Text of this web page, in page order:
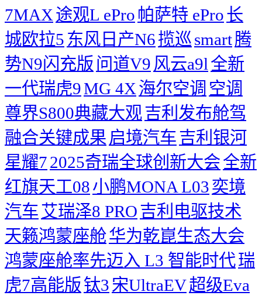
7MAX途观L ePro 帕萨特 ePro长
城欧拉5 东风日产N6揽巡smart腾
势N9闪充版 问道V9 风云a9l 全新
一代瑞虎9MG 4X海尔空调 空调
尊界S800典藏大观吉利发布舱驾
融合关键成果 启境汽车吉利银河
星耀72025奇瑞全球创新大会​全新
红旗天工08小鹏MONA L03奕境
汽车艾瑞泽8 PRO吉利电驱技术
天籁鸿蒙座舱华为乾崑生态大会
鸿蒙座舱率先迈入 L3 智能时代瑞
虎7高能版钛3 宋UltraEV超级Eva